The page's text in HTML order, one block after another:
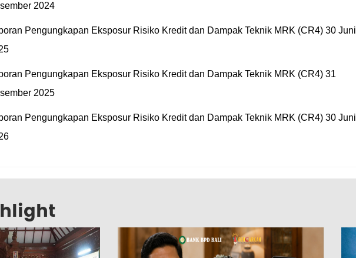
2024
Pengungkapan Eksposur Risiko Kredit dan Dampak Teknik MRK (CR4) 30 Juni
Pengungkapan Eksposur Risiko Kredit dan Dampak Teknik MRK (CR4) 31
2025
Pengungkapan Eksposur Risiko Kredit dan Dampak Teknik MRK (CR4) 30 Juni